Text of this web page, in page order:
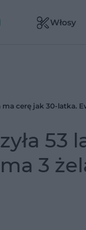
Włosy
ma cerę jak 30-latka.
53
3